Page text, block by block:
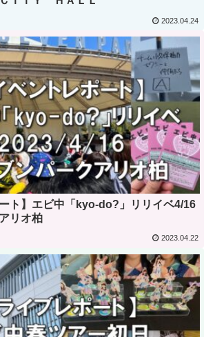
2023.04.24
ート】エビ中「kyo-do?」リリイベ4/16
リオ柏
2023.04.22